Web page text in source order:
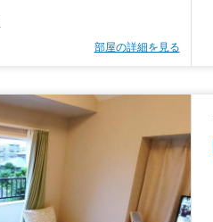
部屋の詳細を見る